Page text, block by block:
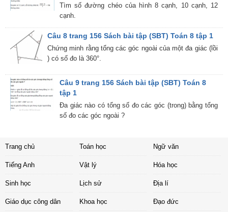
Tìm số đường chéo của hình 8 cạnh, 10 cạnh, 12
cạnh.
Câu 8 trang 156 Sách bài tập (SBT) Toán 8 tập 1
Chứng minh rằng tổng các góc ngoài của một đa giác (lồi
) có số đo là 360°.
Câu 9 trang 156 Sách bài tập (SBT) Toán 8
tập 1
Đa giác nào có tổng số đo các góc (trong) bằng tổng
số đo các góc ngoài ?
Trang chủ Toán học Ngữ văn
Tiếng Anh Vật lý Hóa học
Sinh học Lịch sử Địa lí
Giáo dục công dân Khoa học Đạo đức